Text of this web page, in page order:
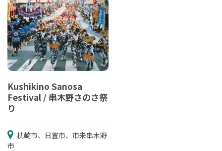
Kushikino Sanosa
Festival / 串木野さのさ祭
り
枕崎市、日置市、市来串木野
市